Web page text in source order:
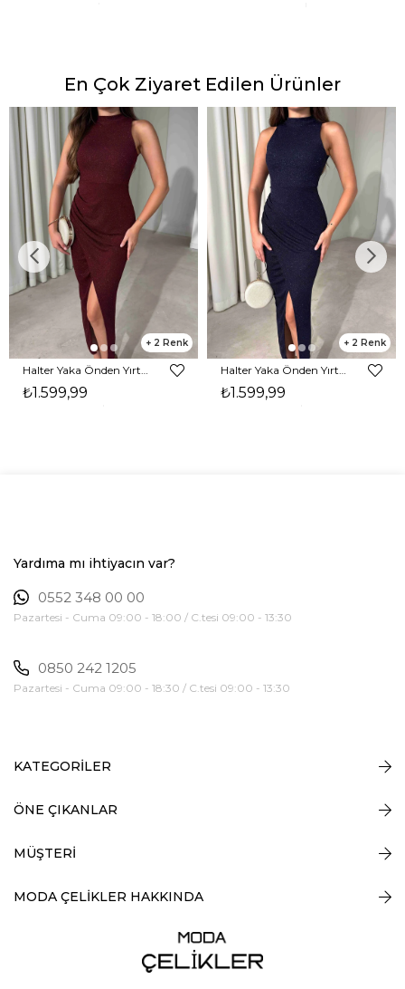
En Çok Ziyaret Edilen Ürünler
2
₺1.599,99
2
₺1.599,99
Yardıma mı ihtiyacın var?
0552 348 00 00
Pazartesi - Cuma 09:00 - 18:00 / C.tesi 09:00 - 13:30
0850 242 1205
Pazartesi - Cuma 09:00 - 18:30 / C.tesi 09:00 - 13:30
KATEGORİLER
ÖNE ÇIKANLAR
MÜŞTERİ
MODA ÇELİKLER HAKKINDA